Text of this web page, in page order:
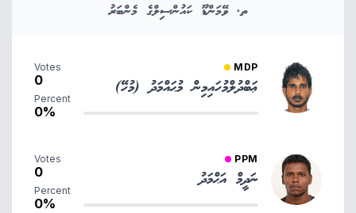
ތ. ވޭމަންޑޫ ކައުންސިލްގެ މެންބަރު
MDP
ޢަބްދުލްމުހައިމިން މުޙައްމަދު (މުހޭ)
Votes
0
Percent
0%
PPM
ނަދީމް އަޙްމަދު
Votes
0
Percent
0%